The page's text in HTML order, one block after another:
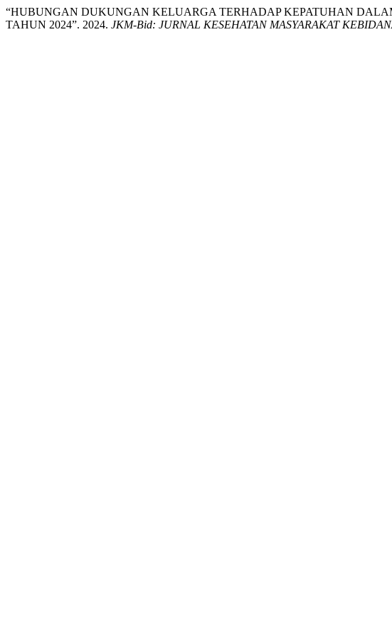
“HUBUNGAN DUKUNGAN KELUARGA TERHADAP KEPATUHAN
TAHUN 2024”. 2024. JKM-Bid: JURNAL KESEHATAN MASYARAKAT